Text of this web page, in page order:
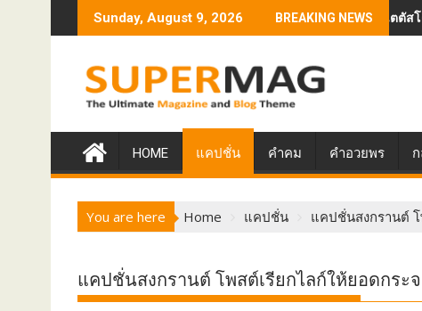
to
Sunday, August 9, 2026 BREAKING NEWS
หมายสร้างแรงบันดาลใจแคปชั่นภาษาอังกฤษ โพสต์สเตตัสโดน ๆ ฮา ๆ พร้อมค
HOME แคปชั่น คำคม คำอวยพร
You are here Home แคปชั่น แคปชั่นสงกรานต์
แคปชั่นสงกรานต์ โพสต์เรียกไลก์ให้ยอดกระ